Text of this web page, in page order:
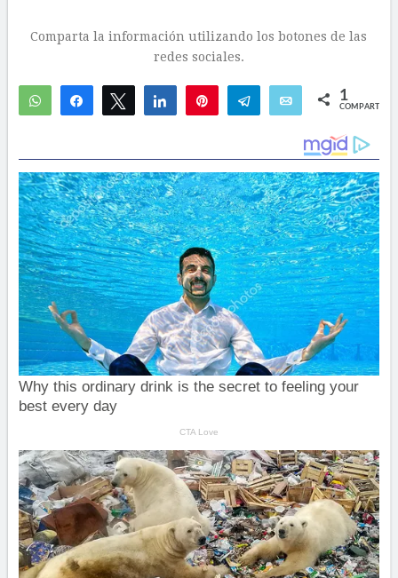
Comparta la información utilizando los botones de las
redes sociales.
WhatsAppCompartirTwittear Compartir Telegram Email 1
COMPARTIR